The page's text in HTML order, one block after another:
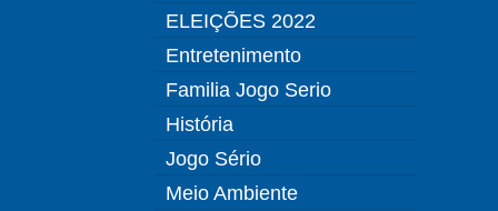
ELEIÇÕES 2022
Entretenimento
Familia Jogo Serio
História
Jogo Sério
Meio Ambiente